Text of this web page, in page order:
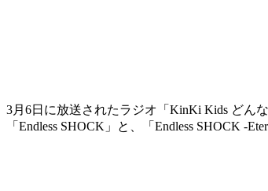
3月6日に放送されたラジオ「KinKi Kids どん
「Endless SHOCK」と、「Endless SHOCK -